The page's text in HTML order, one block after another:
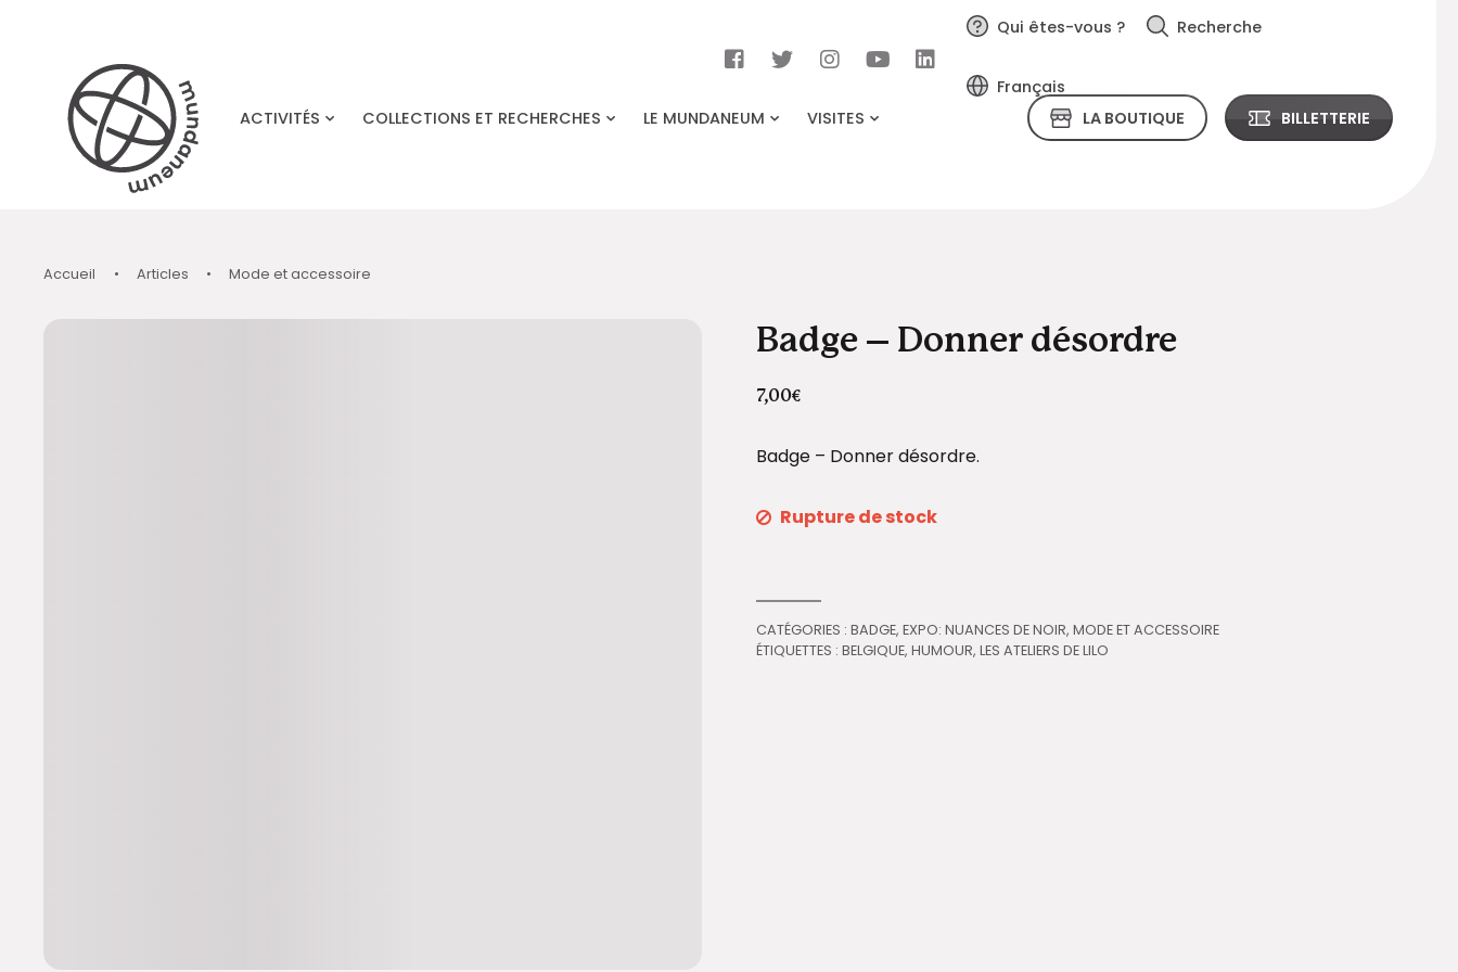
Qui êtes-vous ? Recherche
Français
ACTIVITÉS
COLLECTIONS ET RECHERCHES LE MUNDANEUM VISITES LA BOUTIQUE BILLETTERIE
Accueil • Articles • Mode et accessoire
Badge – Donner désordre
7,00€
Badge – Donner désordre.
Rupture de stock
CATÉGORIES :BADGE,EXPO: NUANCES DE NOIR,MODE ET ACCESSOIRE
ÉTIQUETTES :BELGIQUE,HUMOUR,LES ATELIERS DE LILO